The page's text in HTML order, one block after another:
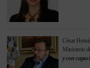
César
Ministerio
y con